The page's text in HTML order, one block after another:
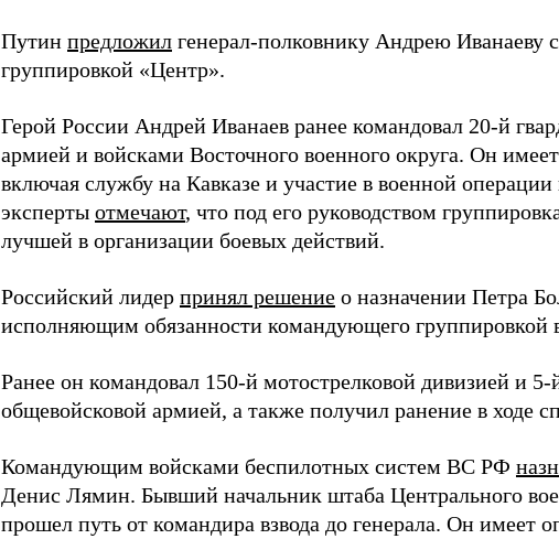
Путин предложил генерал-полковнику Андрею Иванаеву
группировкой «Центр».
Герой России Андрей Иванаев ранее командовал 20-й
армией и войсками Восточного военного округа. Он
включая службу на Кавказе и участие в военной
эксперты отмечают, что под его руководством
лучшей в организации боевых действий.
Российский лидер принял решение о назначении Петра
исполняющим обязанности командующего группировкой
Ранее он командовал 150-й мотострелковой дивизией и 5-
общевойсковой армией, а также получил ранение в ходе
Командующим войсками беспилотных систем ВС РФ
Денис Лямин. Бывший начальник штаба Центрального
прошел путь от командира взвода до генерала. Он имеет